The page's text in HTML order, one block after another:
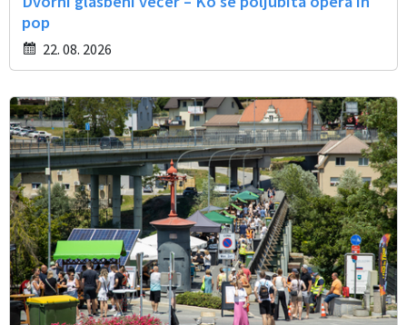
pop
22. 08. 2026